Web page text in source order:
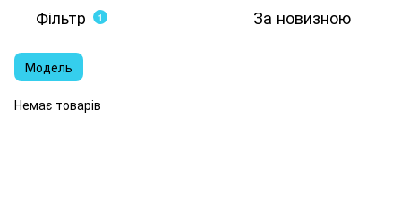
Фільтр 1 За новизною
Модель
Немає товарів